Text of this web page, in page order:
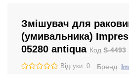
Змішувач для
(умивальника)
05280 antiqua Код S-4493
Відгуки: 0 Бренд: